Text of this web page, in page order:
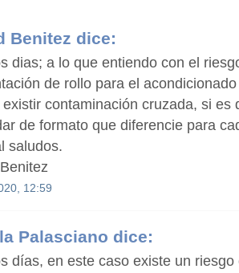
Benitez dice:
dias; a lo que entiendo con el
de rollo para el
existir contaminación cruzada, si es
de formato que diferencie para
saludos.
12:59
Palasciano dice:
días, en este caso existe un riesgo